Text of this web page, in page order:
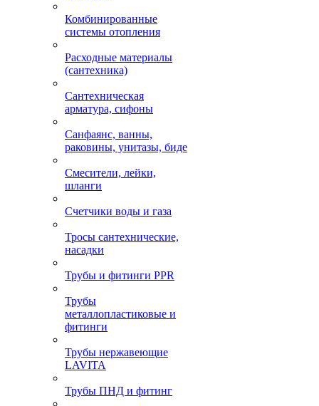
Комбинированные
системы отопления
Расходные материалы
(сантехника)
Сантехническая
арматура, сифоны
Санфаянс, ванны,
раковины, унитазы, биде
Смесители, лейки,
шланги
Счетчики воды и газа
Тросы сантехнические,
насадки
Трубы и фитинги PPR
Трубы
металлопластиковые и
фитинги
Трубы нержавеющие
LAVITA
Трубы ПНД и фитинг